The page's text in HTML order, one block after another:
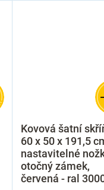
Kovová šatní
60 x 50 x 191,5
nastavitelné
otočný zámek,
červená - ral